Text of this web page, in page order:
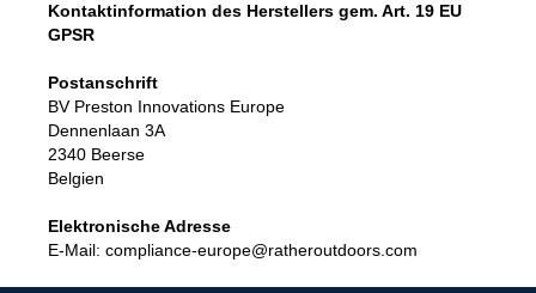
Kontaktinformation des Herstellers gem. Art. 19 EU
GPSR
Postanschrift
BV Preston Innovations Europe
Dennenlaan 3A
2340 Beerse
Belgien
Elektronische Adresse
E-Mail: compliance-europe@ratheroutdoors.com